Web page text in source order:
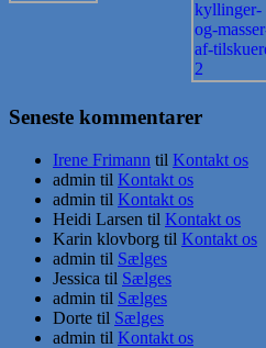
Seneste kommentarer
Irene Frimann til Kontakt os
admin til Kontakt os
admin til Kontakt os
Heidi Larsen til Kontakt os
Karin klovborg til Kontakt os
admin til Sælges
Jessica til Sælges
admin til Sælges
Dorte til Sælges
admin til Kontakt os